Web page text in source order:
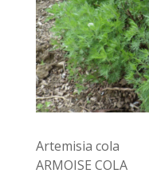
Artemisia cola
ARMOISE COLA